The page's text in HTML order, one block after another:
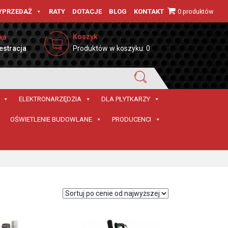
RATY DOTACJE BLOG KONTAKT 0 produktów
Koszyk
Produktów w koszyku: 0
ELEKTRONARZĘDZIA DLA PŁYTKARZY
OŚWIETLENIE BUDOWLANE PRODUCENCI